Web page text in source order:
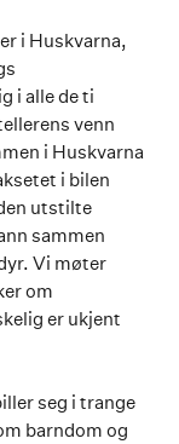
i Huskvarna,
i alle de ti
venn
i Huskvarna
i bilen
utstilte
sammen
Vi møter
om
er ukjent
seg i trange
barndom og